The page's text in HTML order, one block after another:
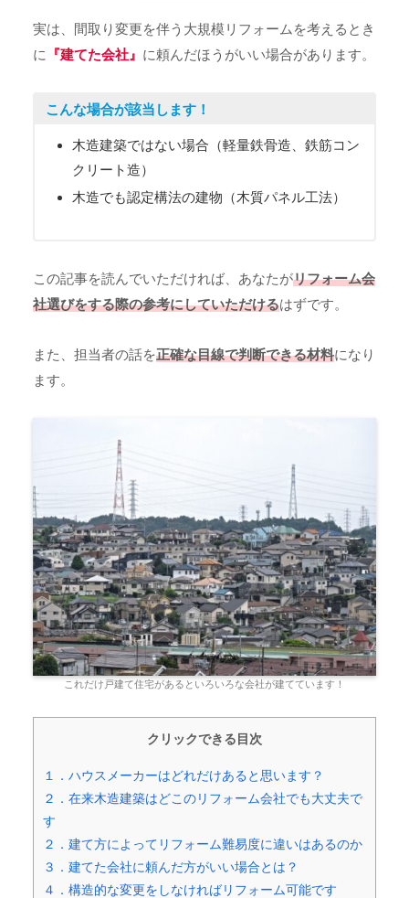
実は、間取り変更を伴う大規模リフォームを考えるとき
に
『建てた会社』 に頼んだほうがいい場合があります。
こんな場合が該当します！
木造建築ではない場合（軽量鉄骨造、鉄筋コン
クリート造）
木造でも認定構法の建物（木質パネル工法）
この記事を読んでいただければ、あなたがリフォーム会
社選びをする際の参考にしていただけるはずです。
また、担当者の話を正確な目線で判断できる材料になり
ます。
これだけ戸建て住宅があるといろいろな会社が建てています！
クリックできる目次
１．ハウスメーカーはどれだけあると思います？
２．在来木造建築はどこのリフォーム会社でも大丈夫で
す
２．建て方によってリフォーム難易度に違いはあるのか
３．建てた会社に頼んだ方がいい場合とは？
４．構造的な変更をしなければリフォーム可能です